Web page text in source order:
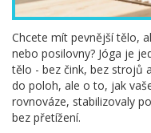
Chcete mít pevnější tělo,
nebo posilovny? Jóga je
tělo - bez čink, bez strojů
do poloh, ale o to, jak
rovnováze, stabilizovaly
bez přetížení.